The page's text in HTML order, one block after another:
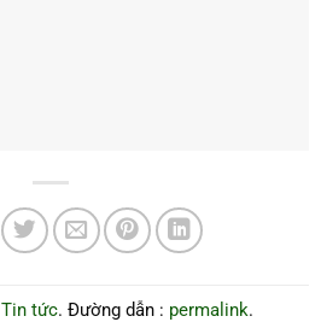
Tin tức. Đường dẫn : permalink.